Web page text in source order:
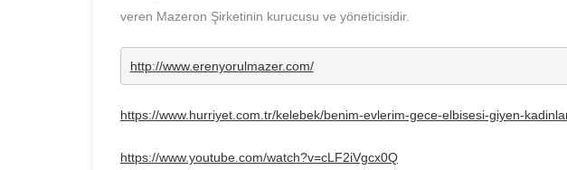
veren Mazeron Şirketinin kurucusu ve yöneticisidir.
http://www.erenyorulmazer.com/
https://www.hurriyet.com.tr/kelebek/benim-evlerim-gece-elbisesi-giyen-
https://www.youtube.com/watch?v=cLF2iVgcx0Q